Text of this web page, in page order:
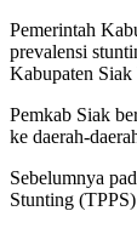
Pemerintah
prevalensi
Kabupaten Siak
Pemkab Siak
ke daerah-
Sebelumnya
Stunting